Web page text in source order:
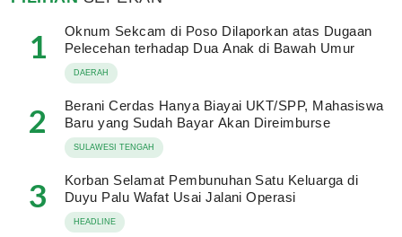
1
Oknum Sekcam di Poso Dilaporkan atas Dugaan
Pelecehan terhadap Dua Anak di Bawah Umur
DAERAH
2
Berani Cerdas Hanya Biayai UKT/SPP, Mahasiswa
Baru yang Sudah Bayar Akan Direimburse
SULAWESI TENGAH
3
Korban Selamat Pembunuhan Satu Keluarga di
Duyu Palu Wafat Usai Jalani Operasi
HEADLINE